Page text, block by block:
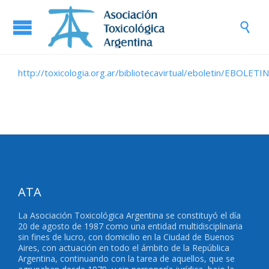

http://toxicologia.org.ar/bibliotecavirtual/eboletin/
ATA
La Asociación Toxicológica Argentina se constituyó el día
20 de agosto de 1987 como una entidad multidisciplinaria
sin fines de lucro, con domicilio en la Ciudad de Buenos
Aires, con actuación en todo el ámbito de la República
Argentina, continuando con la tarea de aquellos, que se